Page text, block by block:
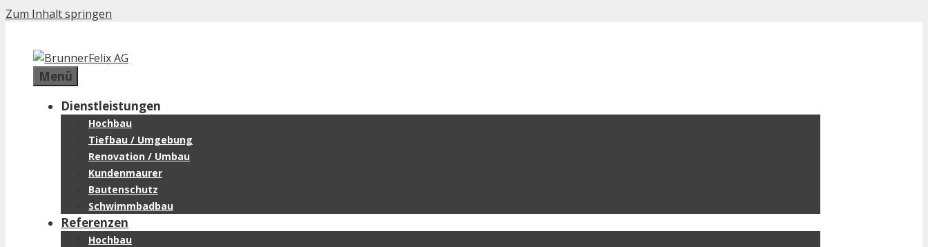
Zum Inhalt springen
Menü
Dienstleistungen
Hochbau
Tiefbau / Umgebung
Renovation / Umbau
Kundenmaurer
Bautenschutz
Schwimmbadbau
Referenzen
Hochbau